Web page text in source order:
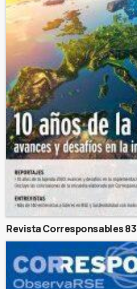
Revista Corresponsables 83